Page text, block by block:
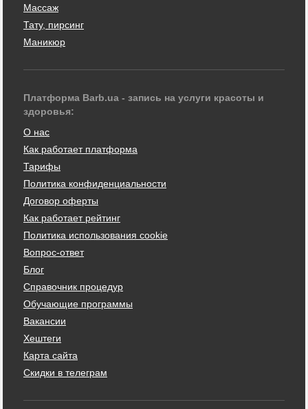
Массаж
Тату, пирсинг
Маникюр
Платформа Barb.ua - запись на услуги красоты и
здоровья:
О нас
Как работает платформа
Тарифы
Политика конфиденциальности
Договор оферты
Как работает рейтинг
Политика использования cookie
Вопрос-ответ
Блог
Справочник процедур
Обучающие программы
Вакансии
Хештеги
Карта сайта
Скидки в телеграм